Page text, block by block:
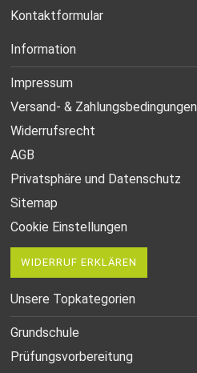
Kontaktformular
Information
Impressum
Versand- & Zahlungsbedingungen
Widerrufsrecht
AGB
Privatsphäre und Datenschutz
Sitemap
Cookie Einstellungen
WIDERRUF ERKLÄREN
Unsere Topkategorien
Grundschule
Prüfungsvorbereitung